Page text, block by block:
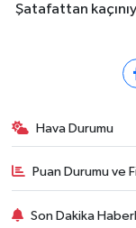
Şatafattan
Hava Durumu
Puan Durumu ve
Son Dakika